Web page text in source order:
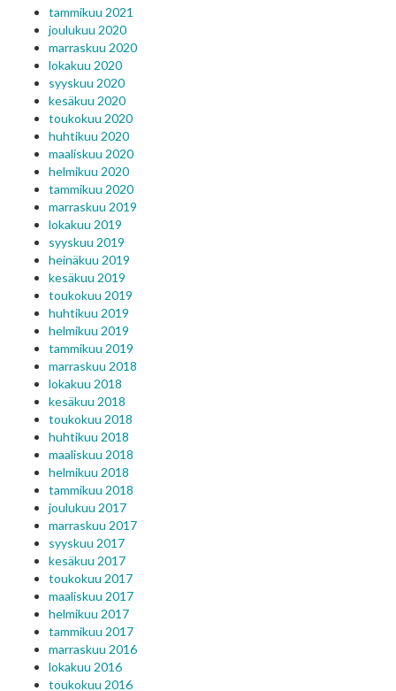
tammikuu 2021
joulukuu 2020
marraskuu 2020
lokakuu 2020
syyskuu 2020
kesäkuu 2020
toukokuu 2020
huhtikuu 2020
maaliskuu 2020
helmikuu 2020
tammikuu 2020
marraskuu 2019
lokakuu 2019
syyskuu 2019
heinäkuu 2019
kesäkuu 2019
toukokuu 2019
huhtikuu 2019
helmikuu 2019
tammikuu 2019
marraskuu 2018
lokakuu 2018
kesäkuu 2018
toukokuu 2018
huhtikuu 2018
maaliskuu 2018
helmikuu 2018
tammikuu 2018
joulukuu 2017
marraskuu 2017
syyskuu 2017
kesäkuu 2017
toukokuu 2017
maaliskuu 2017
helmikuu 2017
tammikuu 2017
marraskuu 2016
lokakuu 2016
toukokuu 2016